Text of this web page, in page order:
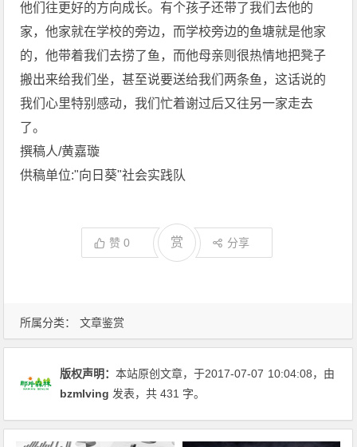
所属分类： 文章鉴赏
他们往更好的方向成长。有个孩子还带了我们去他的
家，他家就在学校的旁边，而学校旁边的鱼塘就是他家
的，他带着我们去捞了鱼，而他母亲则很热情地把凳子
搬出来给我们坐，甚至说要送给我们两条鱼，这话说的
我们心里特别感动，我们忙着谢过后又往另一家走去
了。
撰稿人/黄嘉璇
供稿单位:"向日葵"社会实践队
赞0 赏 分享
版权声明：本站原创文章，于2017-07-07 10:04:08，由
bzmlving 发表，共 431 字。